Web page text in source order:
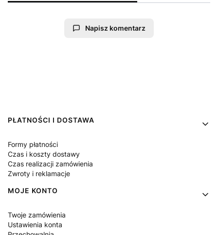
Napisz komentarz
Linki w stopce
PŁATNOŚCI I DOSTAWA
Formy płatności
Czas i koszty dostawy
Czas realizacji zamówienia
Zwroty i reklamacje
MOJE KONTO
Twoje zamówienia
Ustawienia konta